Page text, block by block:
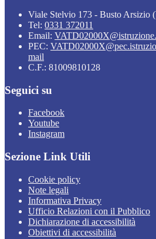
Viale Stelvio 173 - Busto Arsizio
Tel: 0331 372011
Email:
PEC:
mail
C.F.: 81009810128
Seguici su
Facebook
Youtube
Instagram
Sezione Link Utili
Cookie policy
Note legali
Informativa Privacy
Ufficio Relazioni con il Pubblico
Dichiarazione di accessibilità
Obiettivi di accessibilità